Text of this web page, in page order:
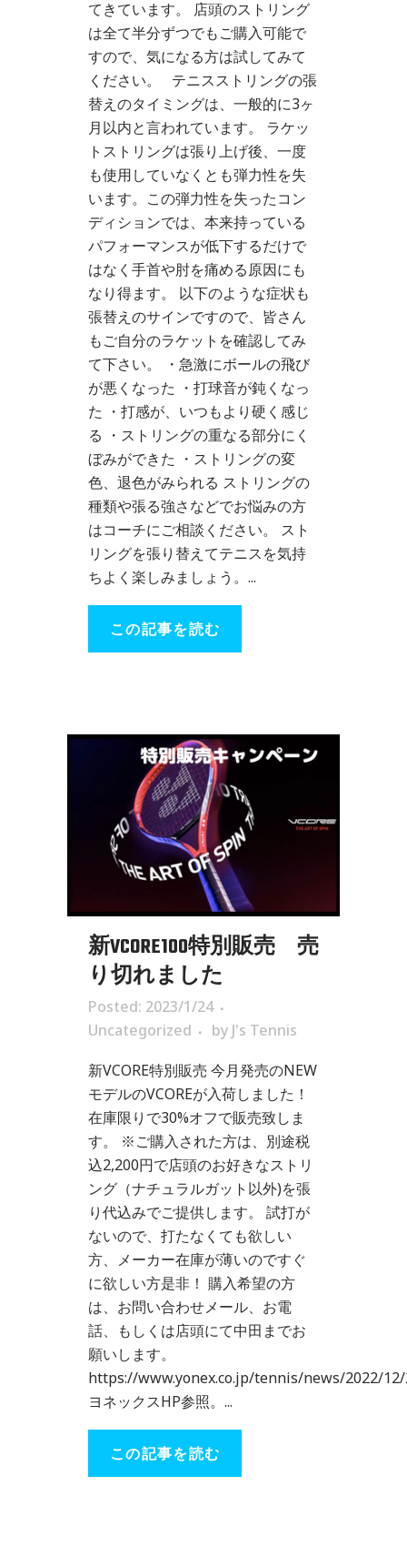
てきています。 店頭のストリング
は全て半分ずつでもご購入可能で
すので、気になる方は試してみて
ください。 テニスストリングの張
替えのタイミングは、一般的に3ヶ
月以内と言われています。 ラケッ
トストリングは張り上げ後、一度
も使用していなくとも弾力性を失
います。この弾力性を失ったコン
ディションでは、本来持っている
パフォーマンスが低下するだけで
はなく手首や肘を痛める原因にも
なり得ます。 以下のような症状も
張替えのサインですので、皆さん
もご自分のラケットを確認してみ
て下さい。 ・急激にボールの飛び
が悪くなった ・打球音が鈍くなっ
た ・打感が、いつもより硬く感じ
る ・ストリングの重なる部分にく
ぼみができた ・ストリングの変
色、退色がみられる ストリングの
種類や張る強さなどでお悩みの方
はコーチにご相談ください。 スト
リングを張り替えてテニスを気持
ちよく楽しみましょう。...
この記事を読む
新VCORE100特別販売 売
り切れました
Posted: 2023/1/24
Uncategorized
by J's Tennis
新VCORE特別販売 今月発売のNEW
モデルのVCOREが入荷しました！
在庫限りで30%オフで販売致しま
す。 ※ご購入された方は、別途税
込2,200円で店頭のお好きなストリ
ング（ナチュラルガット以外)を張
り代込みでご提供します。 試打が
ないので、打たなくても欲しい
方、メーカー在庫が薄いのですぐ
に欲しい方是非！ 購入希望の方
は、お問い合わせメール、お電
話、もしくは店頭にて中田までお
願いします。
https://www.yonex.co.jp/tennis/news/2022/
ヨネックスHP参照。...
この記事を読む